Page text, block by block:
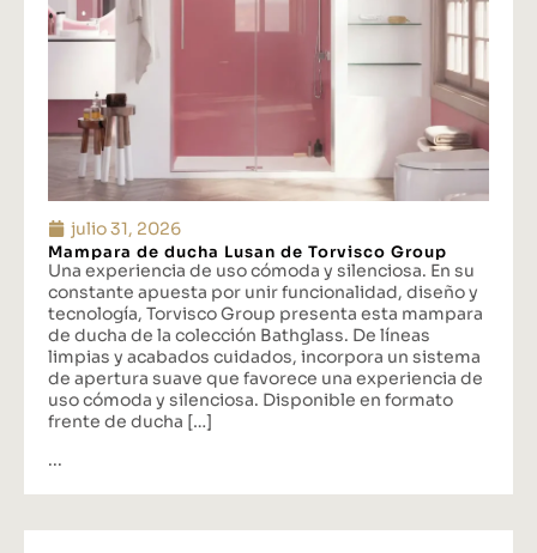
julio 31, 2026
Mampara de ducha Lusan de Torvisco Group
Una experiencia de uso cómoda y silenciosa. En su
constante apuesta por unir funcionalidad, diseño y
tecnología, Torvisco Group presenta esta mampara
de ducha de la colección Bathglass. De líneas
limpias y acabados cuidados, incorpora un sistema
de apertura suave que favorece una experiencia de
uso cómoda y silenciosa. Disponible en formato
frente de ducha […]
...